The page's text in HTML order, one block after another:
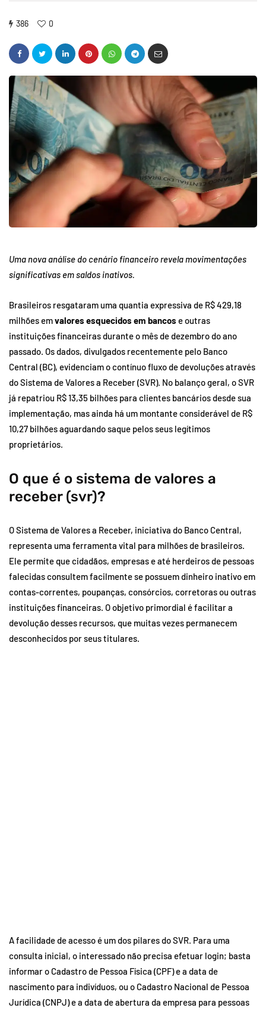
386 0
Uma nova análise do cenário financeiro revela movimentações
significativas em saldos inativos.
Brasileiros resgataram uma quantia expressiva de R$ 429,18
milhões emvalores esquecidos em bancos e outras
instituições financeiras durante o mês de dezembro do ano
passado. Os dados, divulgados recentemente pelo Banco
Central (BC), evidenciam o contínuo fluxo de devoluções através
do Sistema de Valores a Receber (SVR). No balanço geral, o SVR
já repatriou R$ 13,35 bilhões para clientes bancários desde sua
implementação, mas ainda há um montante considerável de R$
10,27 bilhões aguardando saque pelos seus legítimos
proprietários.
O que é o sistema de valores a
receber (svr)?
O Sistema de Valores a Receber, iniciativa do Banco Central,
representa uma ferramenta vital para milhões de brasileiros.
Ele permite que cidadãos, empresas e até herdeiros de pessoas
falecidas consultem facilmente se possuem dinheiro inativo em
contas-correntes, poupanças, consórcios, corretoras ou outras
instituições financeiras. O objetivo primordial é facilitar a
devolução desses recursos, que muitas vezes permanecem
desconhecidos por seus titulares.
A facilidade de acesso é um dos pilares do SVR. Para uma
consulta inicial, o interessado não precisa efetuar login; basta
informar o Cadastro de Pessoa Física (CPF) e a data de
nascimento para indivíduos, ou o Cadastro Nacional de Pessoa
Jurídica (CNPJ) e a data de abertura da empresa para pessoas